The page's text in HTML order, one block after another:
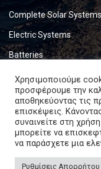
Complete Solar Systems
Electric Systems
Batteries
Set & Fold Solar Panels
Marine Equipment
Χρησιμοποιούμε
προσφέρουμε την
αποθηκεύοντας τις
επισκέψεις.
συναινείτε στη
μπορείτε να
να παράσχετε μια
Ρυθμίσεις Απορρήτου